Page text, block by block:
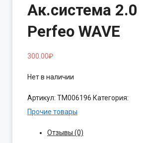
Ак.система 2.0
Perfeo WAVE
300.00₽
Нет в наличии
Артикул: ТМ006196 Категория:
Прочие товары
Отзывы (0)